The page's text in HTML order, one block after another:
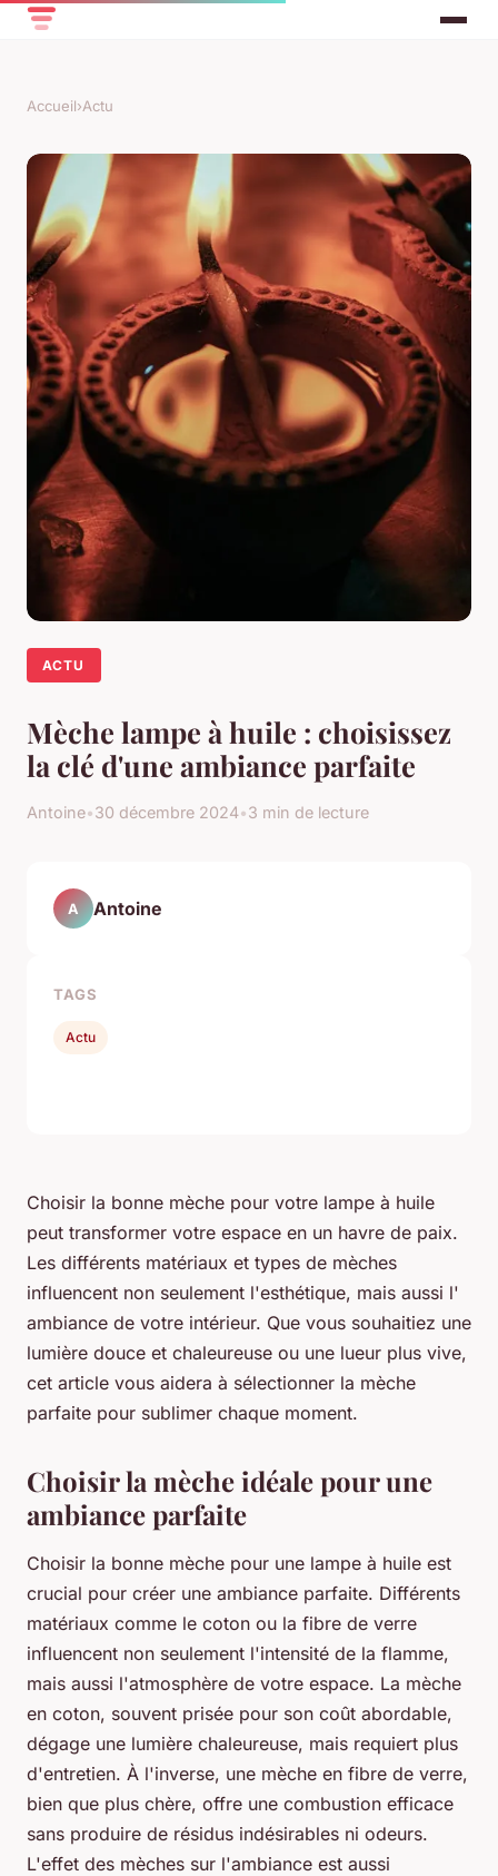
Accueil›Actu
ACTU
Mèche lampe à huile : choisissez
la clé d'une ambiance parfaite
Antoine•30 décembre 2024•3 min de lecture
Choisir la bonne mèche pour votre lampe à huile
peut transformer votre espace en un havre de paix.
Les différents matériaux et types de mèches
influencent non seulement l'esthétique, mais aussi l'
ambiance de votre intérieur. Que vous souhaitiez une
lumière douce et chaleureuse ou une lueur plus vive,
cet article vous aidera à sélectionner la mèche
parfaite pour sublimer chaque moment.
Choisir la mèche idéale pour une
ambiance parfaite
Choisir la bonne mèche pour une lampe à huile est
crucial pour créer une ambiance parfaite. Différents
matériaux comme le coton ou la fibre de verre
influencent non seulement l'intensité de la flamme,
mais aussi l'atmosphère de votre espace. La mèche
en coton, souvent prisée pour son coût abordable,
dégage une lumière chaleureuse, mais requiert plus
d'entretien. À l'inverse, une mèche en fibre de verre,
bien que plus chère, offre une combustion efficace
sans produire de résidus indésirables ni odeurs.
L'effet des mèches sur l'ambiance est aussi
A Antoine
TAGS
Actu